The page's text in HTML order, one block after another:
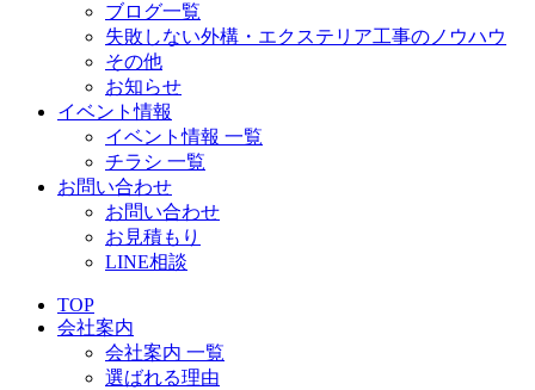
ブログ一覧
失敗しない外構・エクステリア工事のノウハウ
その他
お知らせ
イベント情報
イベント情報 一覧
チラシ 一覧
お問い合わせ
お問い合わせ
お見積もり
LINE相談
TOP
会社案内
会社案内 一覧
選ばれる理由